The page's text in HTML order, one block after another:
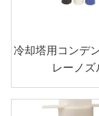
冷却塔用コンデ
レーノズ